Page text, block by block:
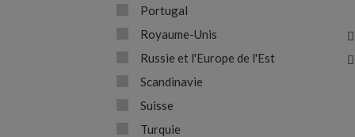
Portugal
Royaume-Unis
Russie et l'Europe de l'Est
Scandinavie
Suisse
Turquie